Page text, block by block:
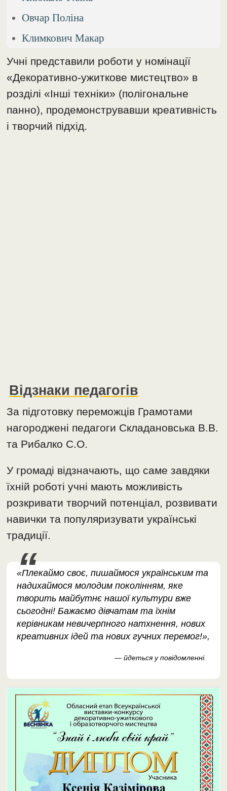
Овчар Поліна
Климкович Макар
Учні представили роботи у номінації
«Декоративно-ужиткове мистецтво» в
розділі «Інші техніки» (полігональне
панно), продемонструвавши креативність
і творчий підхід.
Відзнаки педагогів
За підготовку переможців Грамотами
нагороджені педагоги Складановська В.В.
та Рибалко С.О.
У громаді відзначають, що саме завдяки
їхній роботі учні мають можливість
розкривати творчий потенціал, розвивати
навички та популяризувати українські
традиції.
«Плекаймо своє, пишаймося українським та
надихаймося молодим поколінням, яке
творить майбутнє нашої культури вже
сьогодні! Бажаємо дівчатам та їхнім
керівникам невичерпного натхнення, нових
креативних ідей та нових гучних перемог!»,
— йдеться у повідомленні.